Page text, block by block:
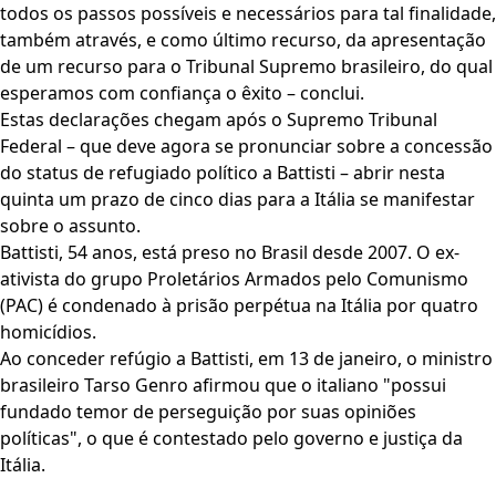
todos os passos possíveis e necessários para tal finalidade,
também através, e como último recurso, da apresentação
de um recurso para o Tribunal Supremo brasileiro, do qual
esperamos com confiança o êxito – conclui.
Estas declarações chegam após o Supremo Tribunal
Federal – que deve agora se pronunciar sobre a concessão
do status de refugiado político a Battisti – abrir nesta
quinta um prazo de cinco dias para a Itália se manifestar
sobre o assunto.
Battisti, 54 anos, está preso no Brasil desde 2007. O ex-
ativista do grupo Proletários Armados pelo Comunismo
(PAC) é condenado à prisão perpétua na Itália por quatro
homicídios.
Ao conceder refúgio a Battisti, em 13 de janeiro, o ministro
brasileiro Tarso Genro afirmou que o italiano "possui
fundado temor de perseguição por suas opiniões
políticas", o que é contestado pelo governo e justiça da
Itália.